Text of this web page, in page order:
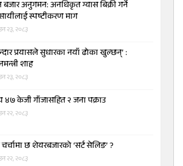
अनधिकृत ग्यास बिक्री गर्ने
स्पष्टीकरण माग
२३, २०८३
प्रयासले सुधारका नयाँ ढोका खुल्छन्’ :
शाह
२३, २०८३
४७ केजी गाँजासहित २ जना पक्राउ
२२, २०८३
छ शेयरबजारको ‘सर्ट सेलिङ’ ?
२२, २०८३